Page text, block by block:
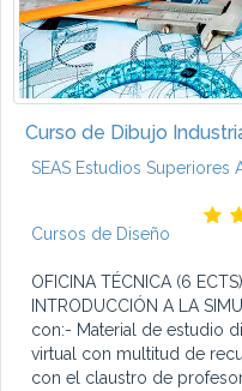
Curso de Dibujo
SEAS Estudios Superiores
Cursos de Diseño
OFICINA TÉCNICA (6
INTRODUCCIÓN A LA
con:- Material de estudio
virtual con multitud de
con el claustro de